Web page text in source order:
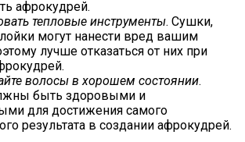
афрокудрей.
тепловые инструменты. Сушки,
могут нанести вред вашим
лучше отказаться от них при
волосы в хорошем состоянии.
быть здоровыми и
для достижения самого
результата в создании афрокудрей.